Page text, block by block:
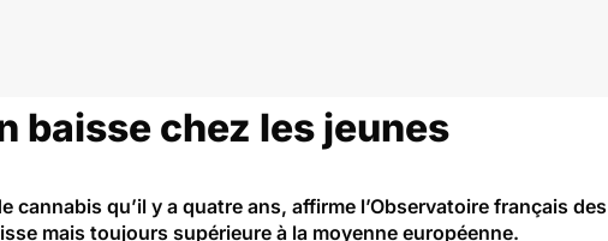
baisse chez les jeunes
qu’il y a quatre ans, affirme l’Observatoire français des
mais toujours supérieure à la moyenne européenne.